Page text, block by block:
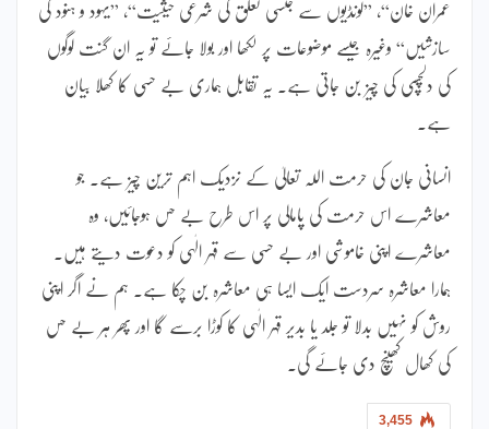
عمران خان“، ”لونڈیوں سے جنسی تعلق کی شرعی حیثیت“، ”یہود و ہنود کی
سازشیں“ وغیرہ جیسے موضوعات پر لکھا اور بولا جائے تو یہ ان گنت لوگوں
کی دلچسپی کی چیز بن جاتی ہے۔ یہ تقابل ہماری بے حسی کا کھلا بیان
ہے۔
انسانی جان کی حرمت اللہ تعالیٰ کے نزدیک اہم ترین چیز ہے۔ جو
معاشرے اس حرمت کی پامالی پر اس طرح بے حس ہوجائیں، وہ
معاشرے اپنی خاموشی اور بے حسی سے قہر الٰہی کو دعوت دیتے ہیں۔
ہمارا معاشرہ سردست ایک ایسا ہی معاشرہ بن چکا ہے۔ ہم نے اگر اپنی
روش کو نہیں بدلا تو جلد یا بدیر قہر الٰہی کا کوڑا برسے گا اور پھر ہر بے حس
کی کھال کھینچ دی جائے گی۔
3,455